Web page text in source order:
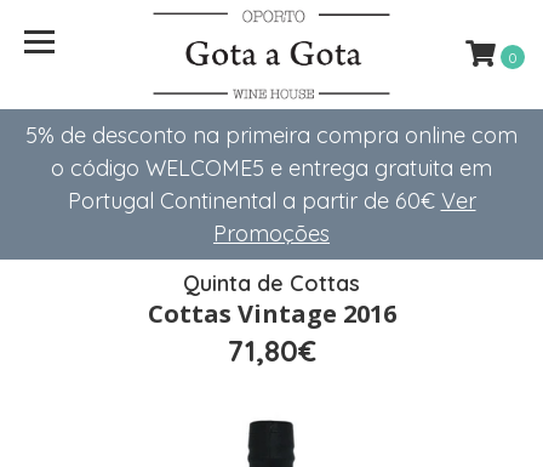
5% de desconto na primeira compra online com
o código WELCOME5 e entrega gratuita em
Portugal Continental a partir de 60€ Ver
Promoções
0
Quinta de Cottas
Cottas Vintage 2016
71,80€